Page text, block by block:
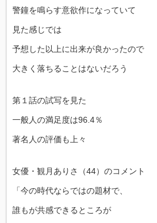
警鐘を鳴らす意欲作になっていて
見た感じでは
予想した以上に出来が良かったので
大きく落ちることはないだろう
第１話の試写を見た
一般人の満足度は96.4％
著名人の評価も上々
女優・観月ありさ（44）のコメント
「今の時代ならではの題材で、
誰もが共感できるところが